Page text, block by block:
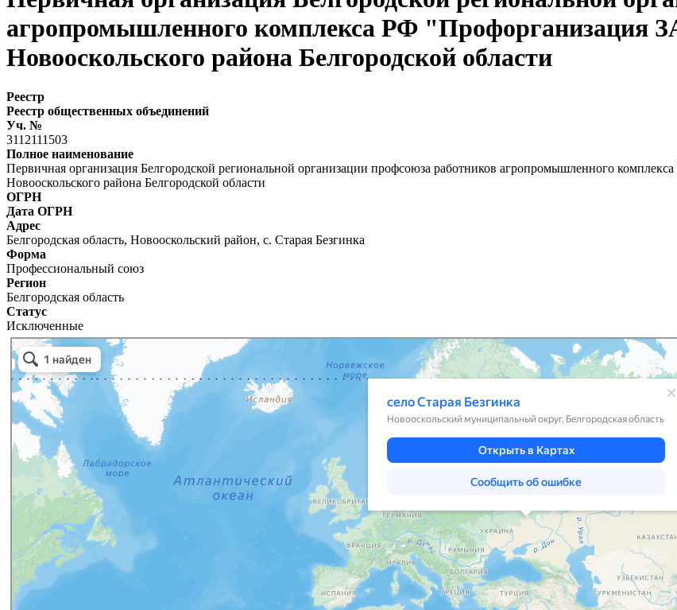
агропромышленного комплекса РФ
Новооскольского района Белгородской области
Реестр
Реестр общественных объединений
Уч. №
3112111503
Полное наименование
Первичная организация Белгородской региональной организации профсоюза работников агропромышленного
Новооскольского района Белгородской области
ОГРН
Дата ОГРН
Адрес
Белгородская область, Новооскольский район, с. Старая Безгинка
Форма
Профессиональный союз
Регион
Белгородская область
Статус
Исключенные